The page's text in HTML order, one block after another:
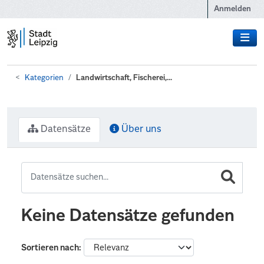
Anmelden
Kategorien Landwirtschaft, Fischerei,...
Datensätze Über uns
Keine Datensätze gefunden
Sortieren nach